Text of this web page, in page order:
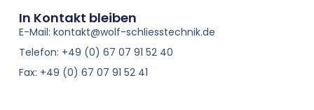
In Kontakt bleiben
E-Mail: kontakt@wolf-schliesstechnik.de
Telefon: +49 (0) 67 07 91 52 40
Fax: +49 (0) 67 07 91 52 41